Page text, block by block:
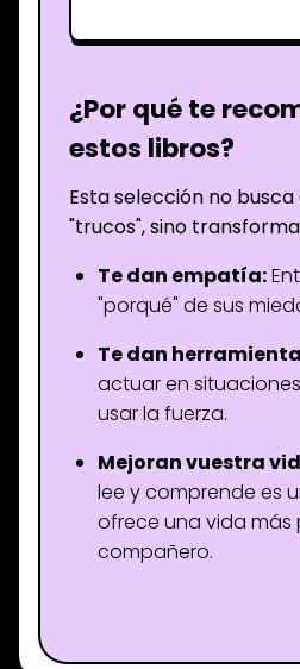
¿Por qué te
estos libros?
Esta selección no
"trucos", sino
Te dan empatía:
"porqué" de sus
Te dan
actuar en
usar la fuerza.
Mejoran vuestra
lee y comprende es
ofrece una vida más
compañero.